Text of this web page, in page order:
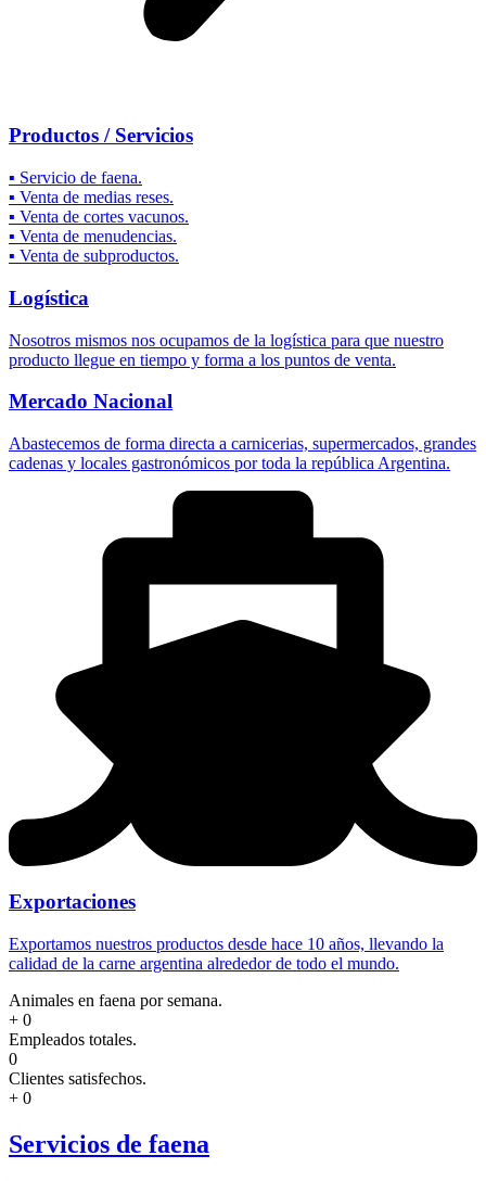
Productos / Servicios
▪️ Servicio de faena.
▪️ Venta de medias reses.
▪️ Venta de cortes vacunos.
▪️ Venta de menudencias.
▪️ Venta de subproductos.
Logística
Nosotros mismos nos ocupamos de la logística para que nuestro
producto llegue en tiempo y forma a los puntos de venta.
Mercado Nacional
Abastecemos de forma directa a carnicerias, supermercados, grandes
cadenas y locales gastronómicos por toda la república Argentina.
Exportaciones
Exportamos nuestros productos desde hace 10 años, llevando la
calidad de la carne argentina alrededor de todo el mundo.
Animales en faena por semana.
+ 0
Empleados totales.
0
Clientes satisfechos.
+ 0
Servicios de faena